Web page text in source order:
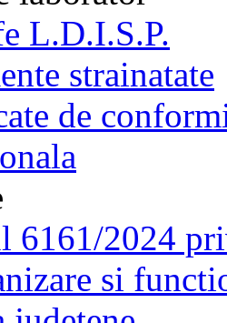
L.D.I.S.P.
strainatate
de
6161/2024
si